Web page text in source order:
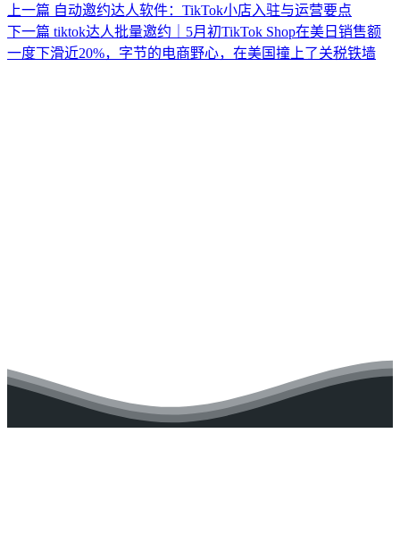
上一篇 自动邀约达人软件：TikTok小店入驻与运营要点
下一篇 tiktok达人批量邀约｜5月初TikTok Shop在美日销售额
一度下滑近20%，字节的电商野心，在美国撞上了关税铁墙